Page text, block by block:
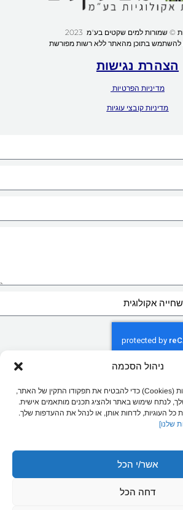
ניהול הסכמה
אנו משתמשים בקובצי עוגיות (Cookies) כדי להבטיח את תפקודו התקין של האתר,
לנתח שימוש באתר ולהציג תכנים מותאמים אישית.
העוגיות, לדחות אותן, או לנהל את ההעדפות שלך.
שלנו]
אשר/י הכל
דחה הכל
© שמורות למים שקטים בע"מ 2023
להשתמש בתוכן מהאתר ללא רשות מפורשת
הצהרת נגישות
מדיניות הפרטיות
מדיניות קובצי עוגיות
במאגר מידע בהתאם להוראות חוק הגנת הפרטיות, התשמ"א–1981 (כולל תיקון
הפרטיות של האתר . ידוע לי כי מסירת המידע
לי הזכויות המוקנות לי לפי החוק.